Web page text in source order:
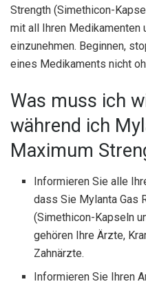
Strength (Simethicon-
mit all Ihren Medikamenten
einzunehmen. Beginnen,
eines Medikaments nicht
Was muss ich
während ich
Maximum
Informieren Sie alle
dass Sie Mylanta Gas
(Simethicon-Kapseln
gehören Ihre Ärzte,
Zahnärzte.
Informieren Sie Ihren